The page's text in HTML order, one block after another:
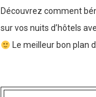
Découvrez comment
sur vos nuits d’hôtels
Le meilleur bon plan